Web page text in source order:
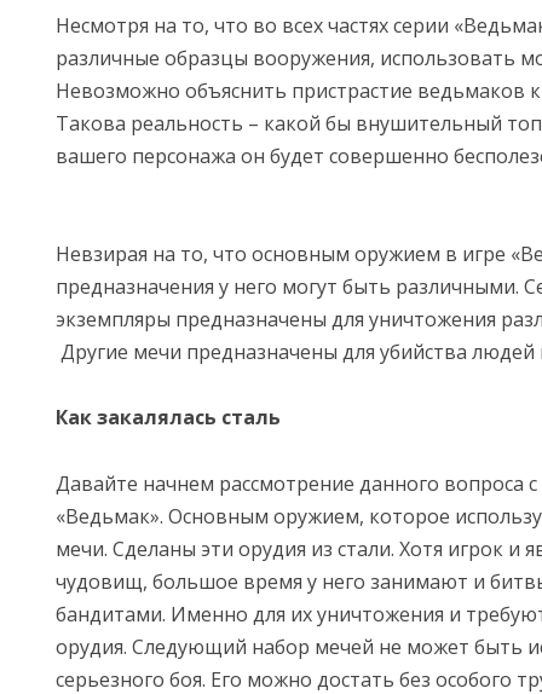
Несмотря на то, что во всех частях серии
различные образцы вооружения, использовать
Невозможно объяснить пристрастие ведьмаков
Такова реальность – какой бы внушительный
вашего персонажа он будет совершенно
Невзирая на то, что основным оружием в игре
предназначения у него могут быть различными.
экземпляры предназначены для уничтожения
Другие мечи предназначены для убийства
Как закалялась сталь
Давайте начнем рассмотрение данного вопроса
«Ведьмак». Основным оружием, которое
мечи. Сделаны эти орудия из стали. Хотя игрок и
чудовищ, большое время у него занимают и
бандитами. Именно для их уничтожения и
орудия. Следующий набор мечей не может быть
серьезного боя. Его можно достать без особого